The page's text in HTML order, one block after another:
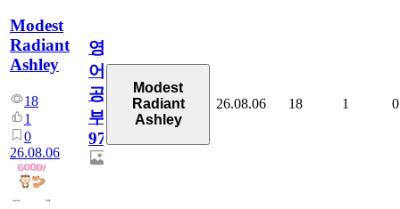
Modest
Radiant
Ashley
18
1
0
26.08.06
영
어
공
부
97
Modest
Radiant
Ashley
26.08.06 18 1 0